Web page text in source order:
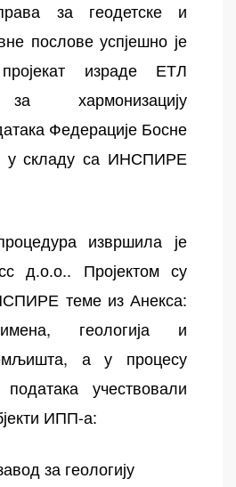
за геодетске и
послове успјешно је
израде ЕТЛ
хармонизацију
Федерације Босне
у складу са ИНСПИРЕ
извршила је
д.о.о.. Пројектом су
теме из Анекса:
геологија и
а у процесу
података учествовали
ИПП-а:
за геологију